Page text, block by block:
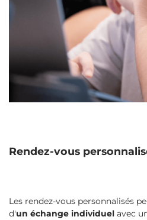
Rendez-vous
Les rendez-vous personnalisés
d'un échange individuel avec